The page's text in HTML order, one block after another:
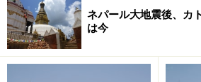
ネパール大地震後、カ
は今